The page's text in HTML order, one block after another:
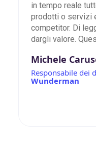
in tempo reale
prodotti o servizi
competitor. Di
dargli valore.
Michele
Responsabile dei
Wunderman